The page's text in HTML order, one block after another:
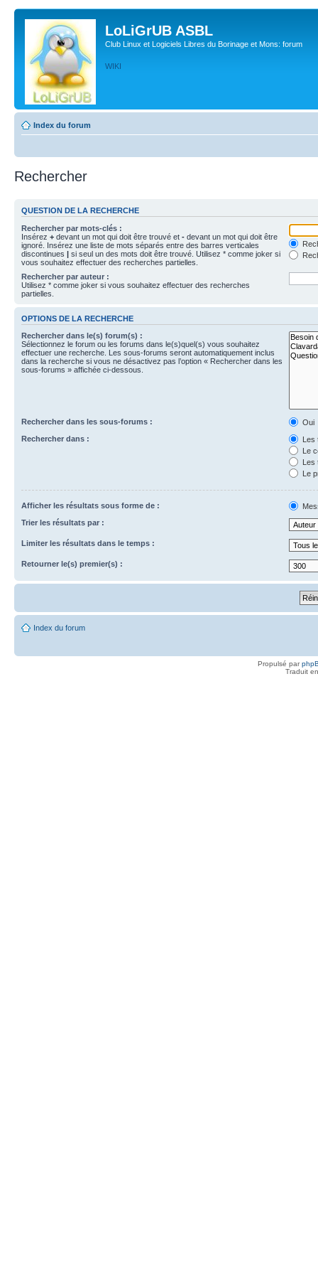
LoLiGrUB ASBL
Club Linux et Logiciels Libres du Borinage et Mons: forum
WIKI
Index du forum
Rechercher
QUESTION DE LA RECHERCHE
Rechercher par mots-clés :
Insérez + devant un mot qui doit être trouvé et - devant un mot qui doit être
ignoré. Insérez une liste de mots séparés entre des barres verticales
discontinues | si seul un des mots doit être trouvé. Utilisez * comme joker si
vous souhaitez effectuer des recherches partielles.
Rechercher par auteur :
Utilisez * comme joker si vous souhaitez effectuer des recherches
partielles.
OPTIONS DE LA RECHERCHE
Rechercher dans le(s) forum(s) :
Sélectionnez le forum ou les forums dans le(s)quel(s) vous souhaitez
effectuer une recherche. Les sous-forums seront automatiquement inclus
dans la recherche si vous ne désactivez pas l’option « Rechercher dans les
sous-forums » affichée ci-dessous.
Rechercher dans les sous-forums :
Oui
Rechercher dans :
Les
Le
Les
Le
Afficher les résultats sous forme de :
Trier les résultats par :
Limiter les résultats dans le temps :
Retourner le(s) premier(s) :
Index du forum
Propulsé par
Traduit